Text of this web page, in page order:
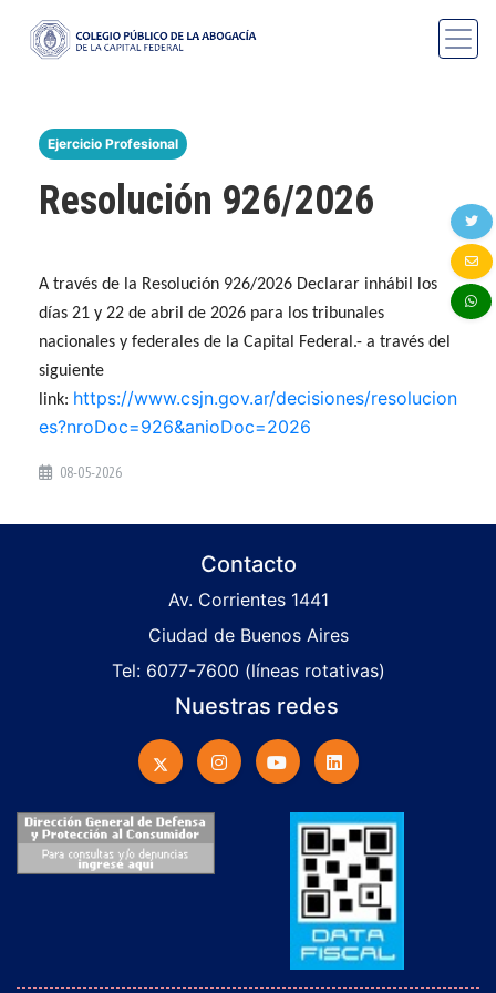
Ejercicio Profesional
Resolución 926/2026
A través de la Resolución 926/2026 Declarar inhábil los
días 21 y 22 de abril de 2026 para los tribunales
nacionales y federales de la Capital Federal.- a través del
siguiente
link: https://www.csjn.gov.ar/decisiones/resolucion
es?nroDoc=926&anioDoc=2026
08-05-2026
Contacto
Av. Corrientes 1441
Ciudad de Buenos Aires
Tel: 6077-7600 (líneas rotativas)
Nuestras redes